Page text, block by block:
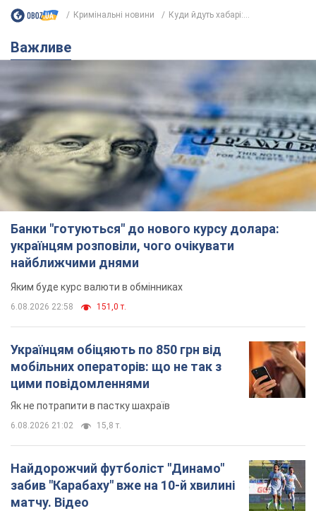
Кримінальні новини Куди йдуть хабарі:...
Важливе
Банки "готуються" до нового курсу долара:
українцям розповіли, чого очікувати
найближчими днями
Яким буде курс валюти в обмінниках
6.08.2026 22:58 151,0 т.
Українцям обіцяють по 850 грн від
мобільних операторів: що не так з
цими повідомленнями
Як не потрапити в пастку шахраїв
6.08.2026 21:02 15,8 т.
Найдорожчий футболіст "Динамо"
забив "Карабаху" вже на 10-й хвилині
матчу. Відео